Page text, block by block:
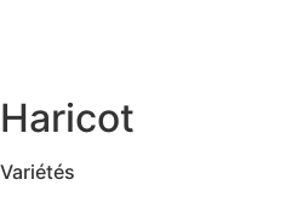
Haricot
Variétés